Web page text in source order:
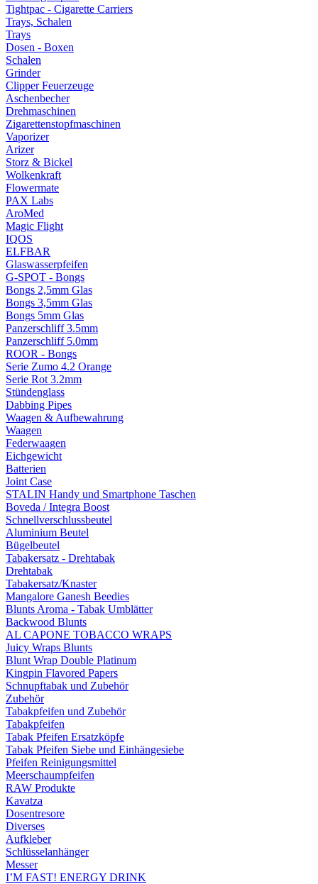
Tightpac - Cigarette Carriers
Trays, Schalen
Trays
Dosen - Boxen
Schalen
Grinder
Clipper Feuerzeuge
Aschenbecher
Drehmaschinen
Zigarettenstopfmaschinen
Vaporizer
Arizer
Storz & Bickel
Wolkenkraft
Flowermate
PAX Labs
AroMed
Magic Flight
IQOS
ELFBAR
Glaswasserpfeifen
G-SPOT - Bongs
Bongs 2,5mm Glas
Bongs 3,5mm Glas
Bongs 5mm Glas
Panzerschliff 3.5mm
Panzerschliff 5.0mm
ROOR - Bongs
Serie Zumo 4.2 Orange
Serie Rot 3.2mm
Stündenglass
Dabbing Pipes
Waagen & Aufbewahrung
Waagen
Federwaagen
Eichgewicht
Batterien
Joint Case
STALIN Handy und Smartphone Taschen
Boveda / Integra Boost
Schnellverschlussbeutel
Aluminium Beutel
Bügelbeutel
Tabakersatz - Drehtabak
Drehtabak
Tabakersatz/Knaster
Mangalore Ganesh Beedies
Blunts Aroma - Tabak Umblätter
Backwood Blunts
AL CAPONE TOBACCO WRAPS
Juicy Wraps Blunts
Blunt Wrap Double Platinum
Kingpin Flavored Papers
Schnupftabak und Zubehör
Zubehör
Tabakpfeifen und Zubehör
Tabakpfeifen
Tabak Pfeifen Ersatzköpfe
Tabak Pfeifen Siebe und Einhängesiebe
Pfeifen Reinigungsmittel
Meerschaumpfeifen
RAW Produkte
Kavatza
Dosentresore
Diverses
Aufkleber
Schlüsselanhänger
Messer
I’M FAST! ENERGY DRINK